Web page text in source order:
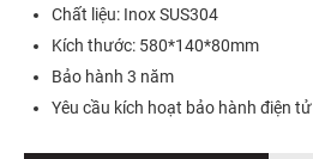
Chất liệu: Inox SUS304
Kích thước: 580*140*80mm
Bảo hành 3 năm
Yêu cầu kích hoạt bảo hành điện tử